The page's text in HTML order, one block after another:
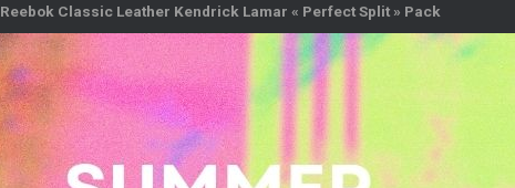
Reebok Classic Leather Kendrick Lamar « Perfect Split » Pack